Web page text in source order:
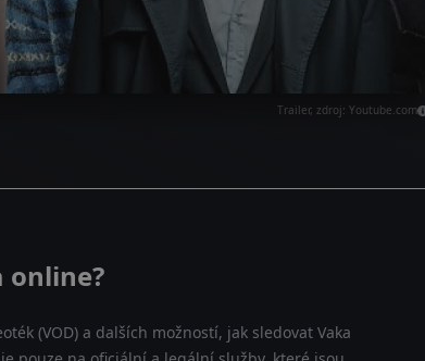
Trailer, zdroj: Youtube.com
online?
(VOD) a dalších možností, jak sledovat Vaka